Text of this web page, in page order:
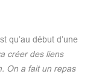
qu’au début d’une
créer des liens
On a fait un repas